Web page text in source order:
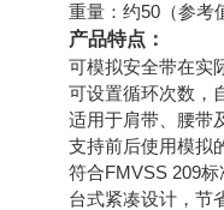
重量：约50（参考
产品特点：
可模拟安全带在实
可设置循环次数，
适用于肩带、腰带
支持前后使用模拟
符合FMVSS 209
台式紧凑设计，节